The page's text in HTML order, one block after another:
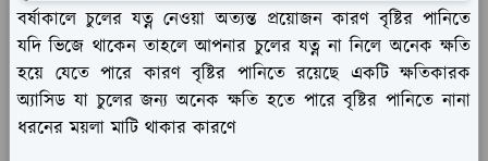
বর্ষাকালে চুলের যত্ন নেওয়া অত্যন্ত প্রয়োজন কারণ বৃষ্টির পানিতে
যদি ভিজে থাকেন তাহলে আপনার চুলের যত্ন না নিলে অনেক ক্ষতি
হয়ে যেতে পারে কারণ বৃষ্টির পানিতে রয়েছে একটি ক্ষতিকারক
অ্যাসিড যা চুলের জন্য অনেক ক্ষতি হতে পারে বৃষ্টির পানিতে নানা
ধরনের ময়লা মাটি থাকার কারণে